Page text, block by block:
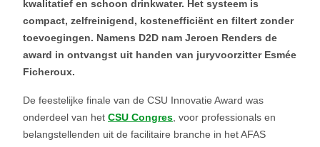
kwalitatief en schoon drinkwater. Het systeem is
compact, zelfreinigend, kostenefficiënt en filtert zonder
toevoegingen. Namens D2D nam Jeroen Renders de
award in ontvangst uit handen van juryvoorzitter Esmée
Ficheroux.
De feestelijke finale van de CSU Innovatie Award was
onderdeel van het CSU Congres , voor professionals en
belangstellenden uit de facilitaire branche in het AFAS